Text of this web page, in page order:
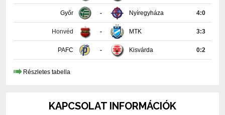
Honvéd MTK 3:3
PAFC Kisvárda 0:2
Részletes tabella
PAKSI FUTBALL CLUB KFT.